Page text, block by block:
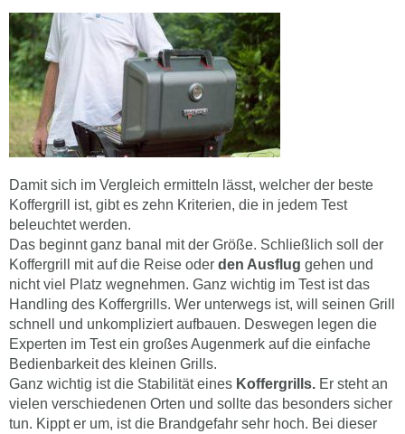
Damit sich im Vergleich ermitteln lässt, welcher der beste
Koffergrill ist, gibt es zehn Kriterien, die in jedem Test
beleuchtet werden.
Das beginnt ganz banal mit der Größe. Schließlich soll der
Koffergrill mit auf die Reise oder den Ausflug gehen und
nicht viel Platz wegnehmen. Ganz wichtig im Test ist das
Handling des Koffergrills. Wer unterwegs ist, will seinen Grill
schnell und unkompliziert aufbauen. Deswegen legen die
Experten im Test ein großes Augenmerk auf die einfache
Bedienbarkeit des kleinen Grills.
Ganz wichtig ist die Stabilität eines Koffergrills. Er steht an
vielen verschiedenen Orten und sollte das besonders sicher
tun. Kippt er um, ist die Brandgefahr sehr hoch. Bei dieser